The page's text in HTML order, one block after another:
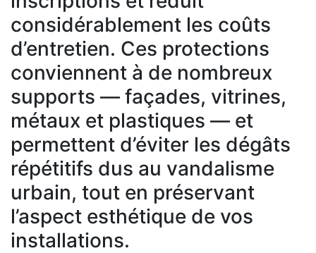
considérablement les coûts
d’entretien. Ces protections
conviennent à de nombreux
supports — façades, vitrines,
métaux et plastiques — et
permettent d’éviter les dégâts
répétitifs dus au vandalisme
urbain, tout en préservant
l’aspect esthétique de vos
installations.